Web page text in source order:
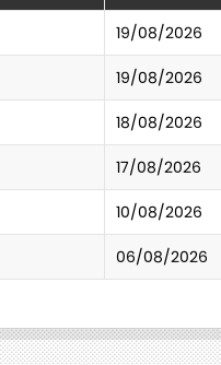
19/08/2026
19/08/2026
18/08/2026
17/08/2026
10/08/2026
06/08/2026